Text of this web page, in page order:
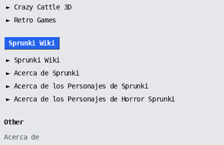
► Crazy Cattle 3D
► Retro Games
Sprunki Wiki
► Sprunki Wiki
► Acerca de Sprunki
► Acerca de los Personajes de Sprunki
► Acerca de los Personajes de Horror Sprunki
Other
Acerca de